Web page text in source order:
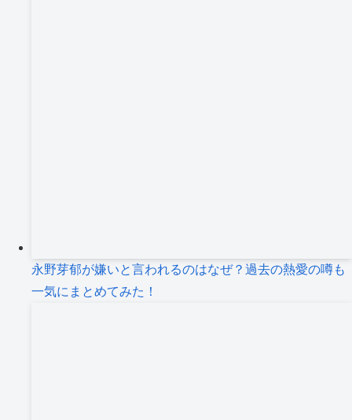
永野芽郁が嫌いと言われるのはなぜ？過去の熱愛の噂も
一気にまとめてみた！